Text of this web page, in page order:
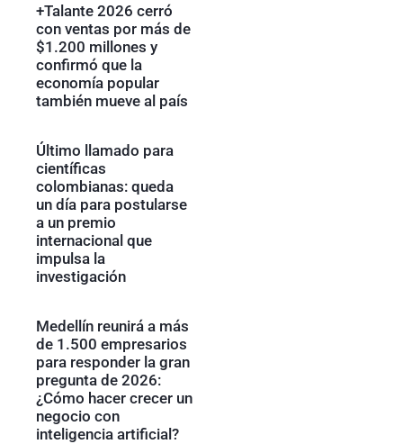
+Talante 2026 cerró
con ventas por más de
$1.200 millones y
confirmó que la
economía popular
también mueve al país
Último llamado para
científicas
colombianas: queda
un día para postularse
a un premio
internacional que
impulsa la
investigación
Medellín reunirá a más
de 1.500 empresarios
para responder la gran
pregunta de 2026:
¿Cómo hacer crecer un
negocio con
inteligencia artificial?